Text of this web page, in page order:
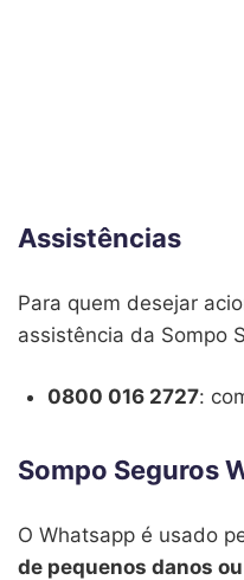
Assistências
Para quem desejar
assistência da Sompo
0800 016 2727:
Sompo Seguros
O Whatsapp é usado
de pequenos danos